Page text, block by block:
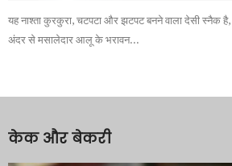
यह नाश्ता कुरकुरा, चटपटा और झटपट बनने वाला देसी स्नैक
अंदर से मसालेदार आलू के भरावन...
केक और बेकरी